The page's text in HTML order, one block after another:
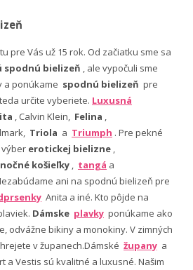
pre Vás už 15 rok. Od začiatku sme sa
spodnú bielizeň , ale vypočuli sme
a ponúkame spodnú bielizeň pre
určite vyberiete. Luxusná
, Calvin Klein, Felina
Triola a Triumph . Pre pekné
výber erotickej bielizne
nočné košieľky tangá a
ani na spodnú bielizeň pre
Anita a iné. Kto pôjde na
Dámske plavky ponúkame ako
odvážne bikiny a monokiny. V zimných
v županech.Dámské župany a
a Vestis sú kvalitné a luxusné. Našim